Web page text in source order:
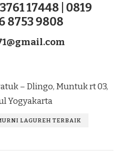
17448 | 0819
8753 9808
– Dlingo, Muntuk rt 03,
Yogyakarta
LAGUREH TERBAIK